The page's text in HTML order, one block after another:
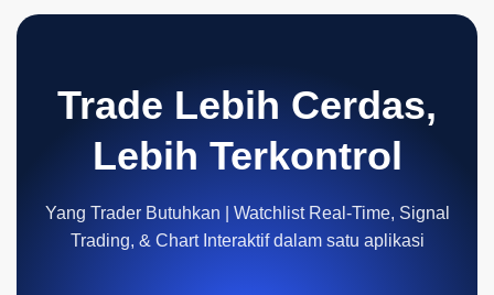
Trade Lebih Cerdas,
Lebih Terkontrol
Yang Trader Butuhkan | Watchlist Real-Time, Signal
Trading, & Chart Interaktif dalam satu aplikasi